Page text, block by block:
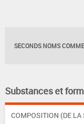
SECONDS NOMS
Substances et
COMPOSITION (DE LA